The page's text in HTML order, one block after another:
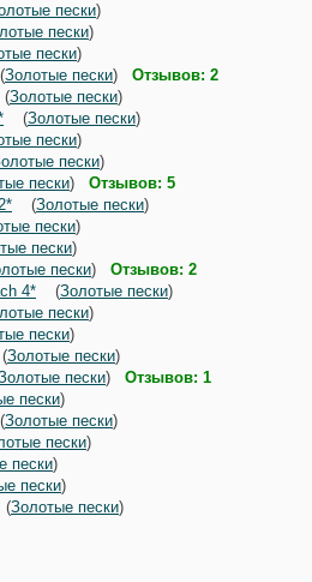
пески)
пески)
пески)
Золотые пески) Отзывов: 2
Золотые пески)
(Золотые пески)
пески)
пески)
пески) Отзывов: 5
(Золотые пески)
пески)
пески)
пески) Отзывов: 2
4* (Золотые пески)
пески)
пески)
Золотые пески)
пески) Отзывов: 1
пески)
Золотые пески)
пески)
пески)
пески)
Золотые пески)